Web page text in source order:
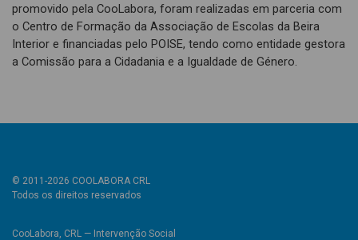
promovido pela CooLabora, foram realizadas em parceria com
o Centro de Formação da Associação de Escolas da Beira
Interior e financiadas pelo POISE, tendo como entidade gestora
a Comissão para a Cidadania e a Igualdade de Género.
© 2011-2026 COOLABORA CRL
Todos os direitos reservados
CooLabora, CRL — Intervenção Social